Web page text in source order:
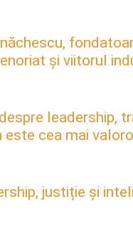
și viitorul
leadership,
cea mai
justiție și